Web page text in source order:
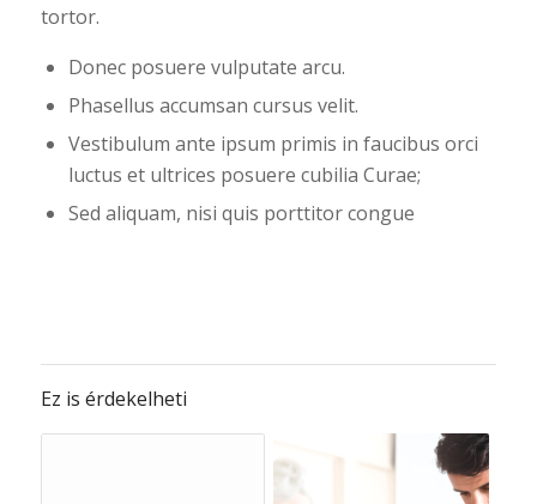
tortor.
Donec posuere vulputate arcu.
Phasellus accumsan cursus velit.
Vestibulum ante ipsum primis in faucibus orci
luctus et ultrices posuere cubilia Curae;
Sed aliquam, nisi quis porttitor congue
Ez is érdekelheti